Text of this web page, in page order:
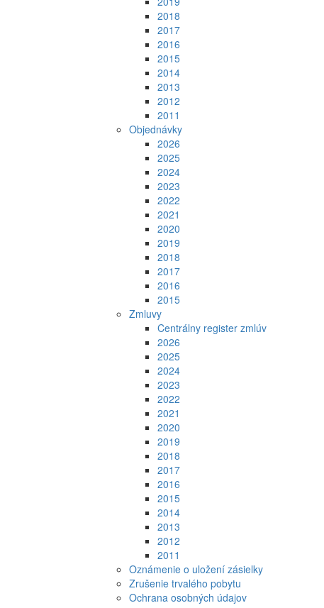
2018
2017
2016
2015
2014
2013
2012
2011
Objednávky
2026
2025
2024
2023
2022
2021
2020
2019
2018
2017
2016
2015
Zmluvy
Centrálny register zmlúv
2026
2025
2024
2023
2022
2021
2020
2019
2018
2017
2016
2015
2014
2013
2012
2011
Oznámenie o uložení zásielky
Zrušenie trvalého pobytu
Ochrana osobných údajov